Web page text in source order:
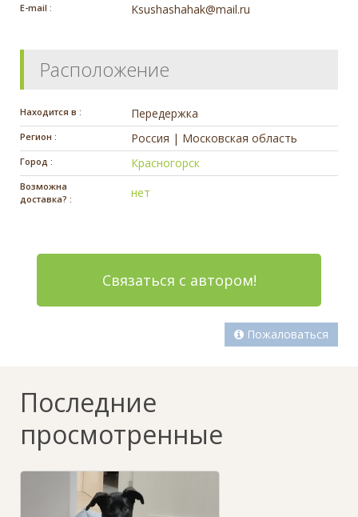
E-mail : Ksushashahak@mail.ru
Расположение
Находится в : Передержка
Регион : Россия | Московская область
Город : Красногорск
Возможна
доставка? :
нет
Связаться с автором!
Пожаловаться
Последние
просмотренные